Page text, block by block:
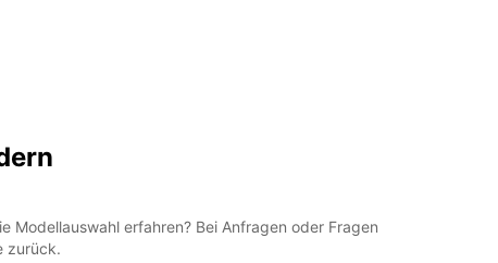
Modellauswahl erfahren? Bei Anfragen oder Fragen
zurück.